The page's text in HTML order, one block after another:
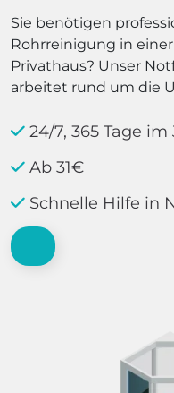
Sie benötigen
Rohrreinigung in
Privathaus? Unser
arbeitet rund um die
24/7, 365 Tage im
Ab 31€
Schnelle Hilfe in